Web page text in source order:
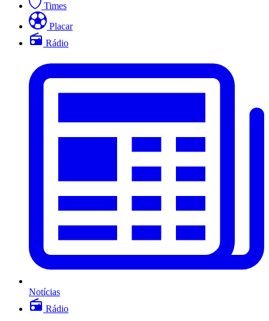
Times
Placar
Rádio
Notícias
Rádio